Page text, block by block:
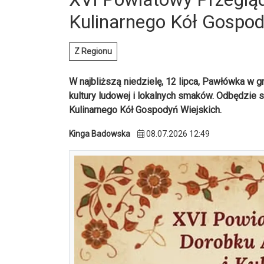
Kulinarnego Kół
Z Regionu
W najbliższą niedzielę, 12 lipca, Pawłówka w
kultury ludowej i lokalnych smaków.
Kulinarnego Kół Gospodyń Wiejskich.
Kinga Badowska 08.07.2026 12:49